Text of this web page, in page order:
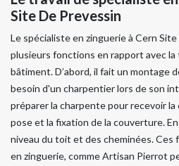
Site De Prevessin
Le spécialiste en zinguerie à Cern
plusieurs fonctions en rapport avec
bâtiment. D’abord, il fait un montage
besoin d'un charpentier lors de son
préparer la charpente pour recevoir la
pose et la fixation de la couverture.
niveau du toit et des cheminées. Ces
en zinguerie, comme Artisan Pierrot